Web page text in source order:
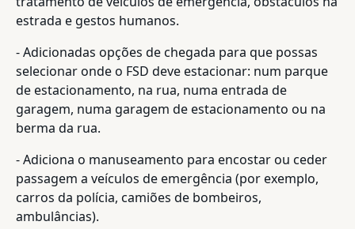
estrada e gestos humanos.
- Adicionadas opções de chegada para que possas
selecionar onde o FSD deve estacionar: num parque
de estacionamento, na rua, numa entrada de
garagem, numa garagem de estacionamento ou na
berma da rua.
- Adiciona o manuseamento para encostar ou ceder
passagem a veículos de emergência (por exemplo,
carros da polícia, camiões de bombeiros,
ambulâncias).